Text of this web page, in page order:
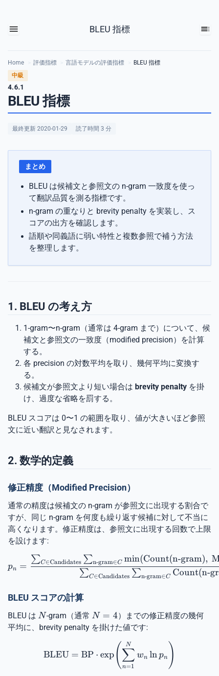
BLEU 指標
Home 評価指標 言語モデルの評価指標
BLEU 指標
中級
4.6.1
BLEU 指標
最終更新 2020-01-29 読了時間 3 分
まとめ
BLEU は候補文と参照文の n-gram 一致度を使っ
て翻訳品質を測る指標です。
n-gram の重なりと brevity penalty を実装し、ス
コアの出方を確認します。
語順や同義語に弱い特性と複数参照で補う方法
を整理します。
1. BLEU の考え方
1-gram〜n-gram（通常は 4-gram まで）について、候
補文と参照文の一致度（modified precision）を計算
する。
各 precision の対数平均を取り、幾何平均に変換す
る。
候補文が参照文より短い場合は brevity penalty を掛
け、過度な省略を罰する。
BLEU スコアは 0〜1 の範囲を取り、値が大きいほど参照
文に近い翻訳と見なされます。
2. 数学的定義
修正精度（Modified Precision）
通常の精度は候補文の n-gram が参照文に出現する割合で
すが、同じ n-gram を何度も繰り返す候補に対して不当に
高くなります。修正精度は、参照文に出現する回数で上限
を設けます:
p_n = \frac{\sum_{C
pn =
∑C∈Candidates ∑n-gram∈C Count(n-
∑C∈Candidates ∑n-gram∈C min(Count(n-gram),
BLEU スコアの計算
BLEU は N
N-gram（通常 N=4
N = 4）までの修正精度の幾何
平均に、brevity penalty を掛けた値です:
\text{BLEU} =
BLEU = BP ⋅ exp ( n=1
∑
N
wn lnpn )